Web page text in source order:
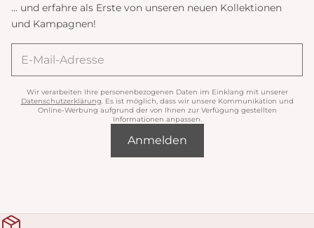
... und erfahre als Erste von unseren neuen Kollektionen
und Kampagnen!
Wir verarbeiten Ihre personenbezogenen Daten im Einklang mit unserer
Datenschutzerklärung . Es ist möglich, dass wir unsere Kommunikation und
Online-Werbung aufgrund der von Ihnen zur Verfügung gestellten
Informationen anpassen.
Anmelden